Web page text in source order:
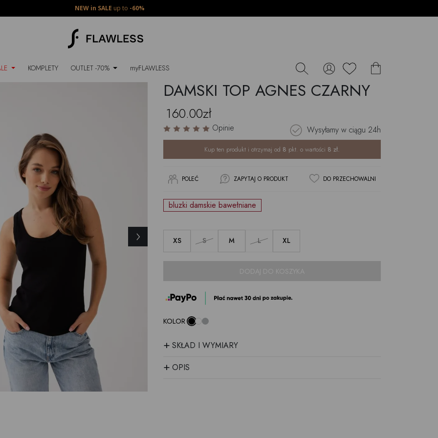
NEW in SALE up to -60%
KOMPLETY OUTLET -70% myFLAWLESS
›
DAMSKI TOP AGNES CZARNY
160.00zł
Opinie Wysyłamy w ciągu 24h
Kup ten produkt i otrzymaj od 8 pkt. o wartości 8 zł.
POLEĆ ZAPYTAJ O PRODUKT DO PRZECHOWALNI
bluzki damskie bawełniane
XS S M L XL
DODAJ DO KOSZYKA
KOLOR
+ SKŁAD I WYMIARY
+ OPIS